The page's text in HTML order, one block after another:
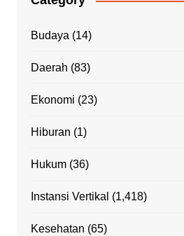
Budaya (14)
Daerah (83)
Ekonomi (23)
Hiburan (1)
Hukum(36)
Instansi Vertikal (1,418)
Kesehatan (65)